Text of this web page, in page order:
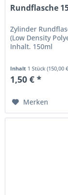
Rundflasche
Zylinder
(Low Density
Inhalt. 150ml
Inhalt 1 Stück(150,00
1,50 € *
Merken